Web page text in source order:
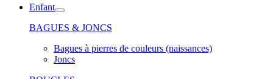
Enfant
BAGUES & JONCS
Bagues à pierres de couleurs (naissances)
Joncs